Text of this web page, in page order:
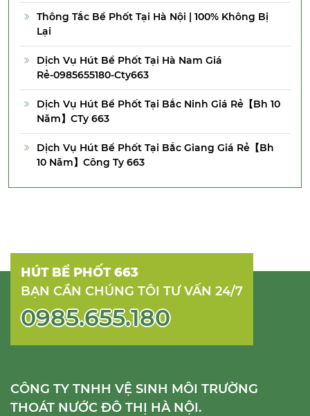
Thông Tắc Bể Phốt Tại Hà Nội | 100% Không Bị
Lại
Dịch Vụ Hút Bể Phốt Tại Hà Nam Giá
Rẻ-0985655180-Cty663
Dịch Vụ Hút Bể Phốt Tại Bắc Ninh Giá Rẻ【Bh 10
Năm】CTy 663
Dịch Vụ Hút Bể Phốt Tại Bắc Giang Giá Rẻ【Bh
10 Năm】Công Ty 663
HÚT BỂ PHỐT 663
BẠN CẦN CHÚNG TÔI TƯ VẤN 24/7
0985.655.180
CÔNG TY TNHH VỆ SINH MÔI TRƯỜNG
THOÁT NƯỚC ĐÔ THỊ HÀ NỘI.